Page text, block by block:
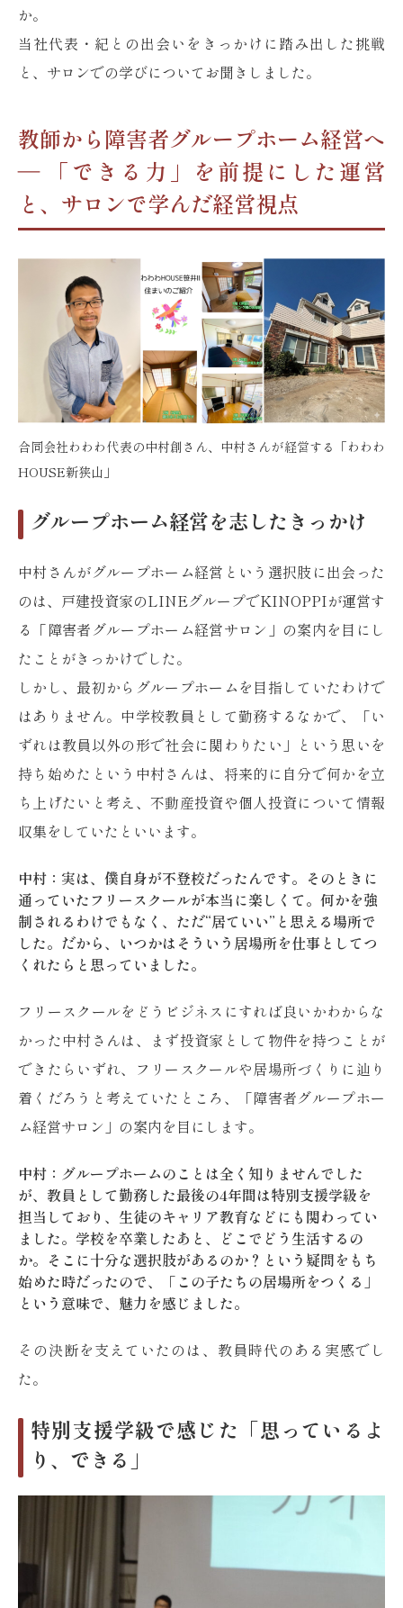
か。
当社代表・紀との出会いをきっかけに踏み出した挑戦
と、サロンでの学びについてお聞きしました。
教師から障害者グループホーム経営へ
― 「できる力」を前提にした運営
と、サロンで学んだ経営視点
合同会社わわわ代表の中村創さん、中村さんが経営する「わわわ
HOUSE新狭山」
グループホーム経営を志したきっかけ
中村さんがグループホーム経営という選択肢に出会った
のは、戸建投資家のLINEグループでKINOPPIが運営す
る「障害者グループホーム経営サロン」の案内を目にし
たことがきっかけでした。
しかし、最初からグループホームを目指していたわけで
はありません。中学校教員として勤務するなかで、「い
ずれは教員以外の形で社会に関わりたい」という思いを
持ち始めたという中村さんは、将来的に自分で何かを立
ち上げたいと考え、不動産投資や個人投資について情報
収集をしていたといいます。
中村：実は、僕自身が不登校だったんです。そのときに
通っていたフリースクールが本当に楽しくて。何かを強
制されるわけでもなく、ただ“居ていい”と思える場所で
した。だから、いつかはそういう居場所を仕事としてつ
くれたらと思っていました。
フリースクールをどうビジネスにすれば良いかわからな
かった中村さんは、まず投資家として物件を持つことが
できたらいずれ、フリースクールや居場所づくりに辿り
着くだろうと考えていたところ、「障害者グループホー
ム経営サロン」の案内を目にします。
中村：グループホームのことは全く知りませんでした
が、教員として勤務した最後の4年間は特別支援学級を
担当しており、生徒のキャリア教育などにも関わってい
ました。学校を卒業したあと、どこでどう生活するの
か。そこに十分な選択肢があるのか？という疑問をもち
始めた時だったので、「この子たちの居場所をつくる」
という意味で、魅力を感じました。
その決断を支えていたのは、教員時代のある実感でし
た。
特別支援学級で感じた「思っているよ
り、できる」